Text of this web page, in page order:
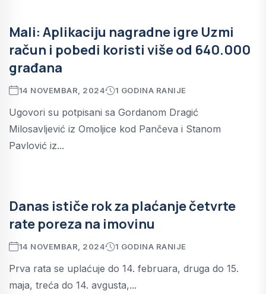
Mali: Aplikaciju nagradne igre Uzmi
račun i pobedi koristi više od 640.000
građana
14 NOVEMBAR, 2024 1 GODINA RANIJE
Ugovori su potpisani sa Gordanom Dragić
Milosavljević iz Omoljice kod Pančeva i Stanom
Pavlović iz...
Danas ističe rok za plaćanje četvrte
rate poreza na imovinu
14 NOVEMBAR, 2024 1 GODINA RANIJE
Prva rata se uplaćuje do 14. februara, druga do 15.
maja, treća do 14. avgusta,...